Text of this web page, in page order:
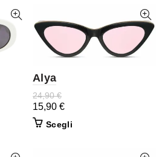
Alya
24,90€
15,90 €
Scegli